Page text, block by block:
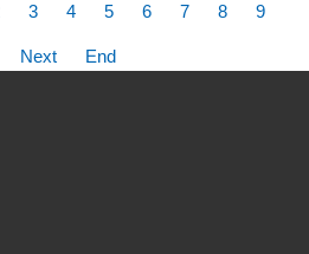
3 4 5 6 7 8 9
Next End